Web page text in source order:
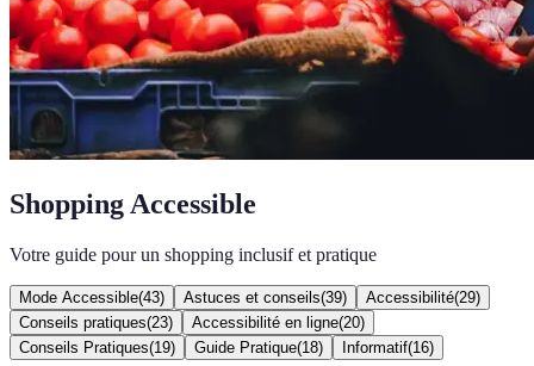
Shopping Accessible
Votre guide pour un shopping inclusif et pratique
Mode Accessible(43) Astuces et conseils(39) Accessibilité(29)
Conseils pratiques(23) Accessibilité en ligne(20)
Conseils Pratiques(19) Guide Pratique(18) Informatif(16)